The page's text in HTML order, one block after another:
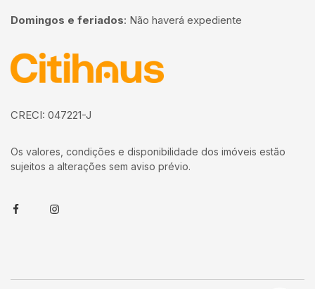
Domingos e feriados: Não haverá expediente
Página inicial
CRECI: 047221-J
Os valores, condições e disponibilidade dos imóveis estão
sujeitos a alterações sem aviso prévio.
FacebookInstagram